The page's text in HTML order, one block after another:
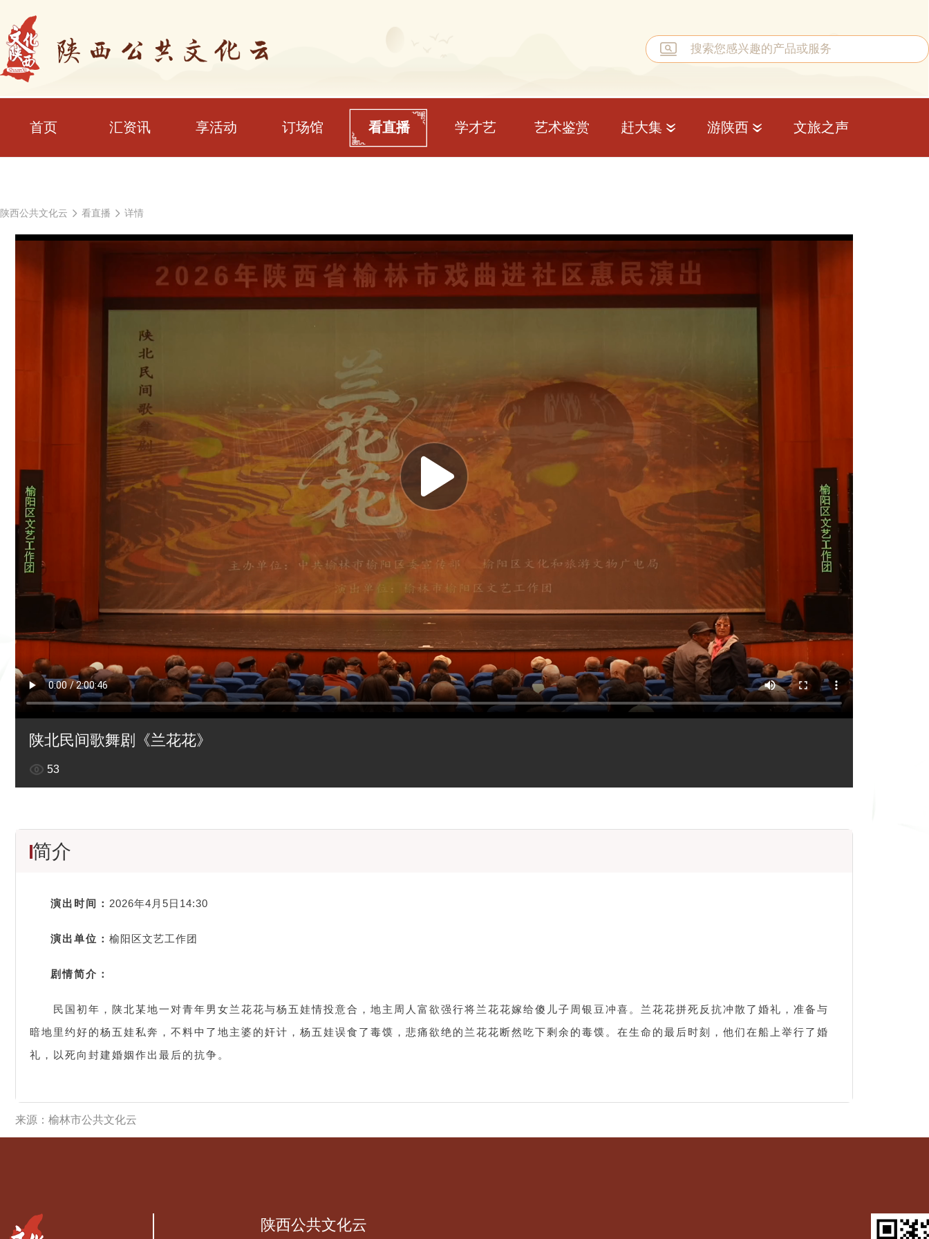
首页 汇资讯 享活动 订场馆 看直播 学才艺 艺术鉴赏 赶大集 游陕西 文旅之声
陕西公共文化云 看直播 详情
陕北民间歌舞剧《兰花花》
53
简介
演出时间： 2026年4月5日14:30
演出单位： 榆阳区文艺工作团
剧情简介：
民国初年，陕北某地一对青年男女兰花花与杨五娃情投意合，地主周人富欲强行将兰花花嫁给傻儿子周银豆冲喜。兰花花拼死反抗冲散了婚礼，准备与
暗地里约好的杨五娃私奔，不料中了地主婆的奸计，杨五娃误食了毒馍，悲痛欲绝的兰花花断然吃下剩余的毒馍。在生命的最后时刻，他们在船上举行了婚
礼，以死向封建婚姻作出最后的抗争。
来源：榆林市公共文化云
陕西公共文化云